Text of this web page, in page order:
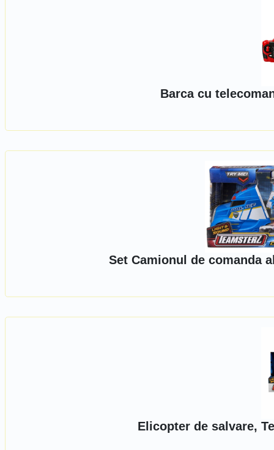
Barca cu
Set Camionul de comanda
Elicopter de salvare,